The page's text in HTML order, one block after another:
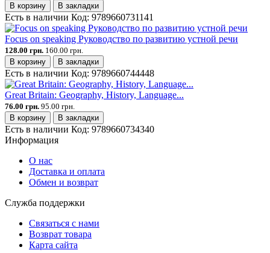
В корзину
В закладки
Есть в наличии Код: 9789660731141
Focus on speaking Руководство по развитию устной речи
128.00 грн. 160.00 грн.
В корзину
В закладки
Есть в наличии Код: 9789660744448
Great Britain: Geography, History, Language...
76.00 грн. 95.00 грн.
В корзину
В закладки
Есть в наличии Код: 9789660734340
Информация
О нас
Доставка и оплата
Обмен и возврат
Служба поддержки
Связаться с нами
Возврат товара
Карта сайта